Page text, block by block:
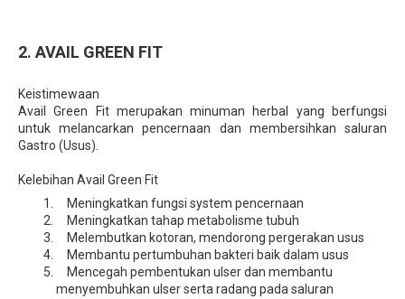
2. AVAIL GREEN FIT
Keistimewaan
Avail Green Fit merupakan minuman herbal yang berfungsi
untuk melancarkan pencernaan dan membersihkan saluran
Gastro (Usus).
Kelebihan Avail Green Fit
Meningkatkan fungsi system pencernaan
Meningkatkan tahap metabolisme tubuh
Melembutkan kotoran, mendorong pergerakan usus
Membantu pertumbuhan bakteri baik dalam usus
Mencegah pembentukan ulser dan membantu
menyembuhkan ulser serta radang pada saluran